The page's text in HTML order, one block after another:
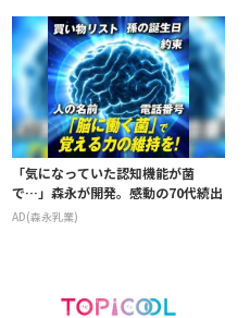
「気になっていた認知機能が菌
で…」森永が開発。感動の70代続出
AD(森永乳業)